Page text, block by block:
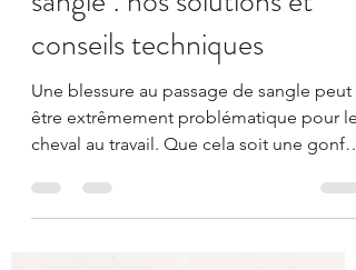
Julien Dubourdieu
3 juin 2022
4 min de lecture
Blessure au passage de
sangle : nos solutions et
Une blessure au passage de sangle peut